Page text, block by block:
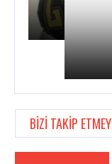
BİZİ TAKİP